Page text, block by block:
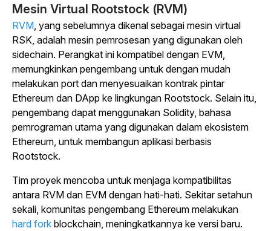
Mesin Virtual Rootstock (RVM)
RVM, yang sebelumnya dikenal sebagai mesin virtual
RSK, adalah mesin pemrosesan yang digunakan oleh
sidechain. Perangkat ini kompatibel dengan EVM,
memungkinkan pengembang untuk dengan mudah
melakukan port dan menyesuaikan kontrak pintar
Ethereum dan DApp ke lingkungan Rootstock. Selain itu,
pengembang dapat menggunakan Solidity, bahasa
pemrograman utama yang digunakan dalam ekosistem
Ethereum, untuk membangun aplikasi berbasis
Rootstock.
Tim proyek mencoba untuk menjaga kompatibilitas
antara RVM dan EVM dengan hati-hati. Sekitar setahun
sekali, komunitas pengembang Ethereum melakukan
hard fork blockchain, meningkatkannya ke versi baru.